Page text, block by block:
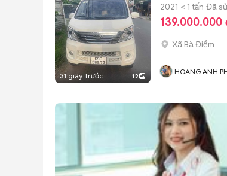
31 giây trước 12
2021 < 1 tấn Đã
139.000.000
Xã Bà Điểm
HOANG ANH